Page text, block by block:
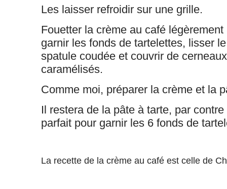
Les laisser refroidir sur une grille.
Fouetter la crème au café
garnir les fonds de tartelettes, lisser
spatule coudée et couvrir de
caramélisés.
Comme moi, préparer la crème et la
Il restera de la pâte à tarte, par
parfait pour garnir les 6 fonds de
La recette de la crème au café est celle de